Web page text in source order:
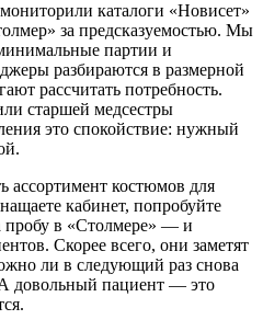
каталоги «Новисет»
за предсказуемостью. Мы
партии и
разбираются в размерной
рассчитать потребность.
старшей медсестры
это спокойствие: нужный
ассортимент костюмов для
кабинет, попробуйте
в «Столмере» — и
Скорее всего, они заметят
ли в следующий раз снова
довольный пациент — это